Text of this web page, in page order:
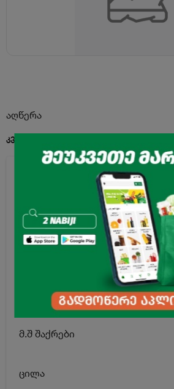
აღწერა
კვებითი ღირებულება 100გ. პროდუქტში:
ენერგეტიკული ღირებულება
ცხიმი
მ.შ ნაჯერი ცხიმოვანი მჟავები
ნახშირწყლები
მ.შ შაქრები
ცილა